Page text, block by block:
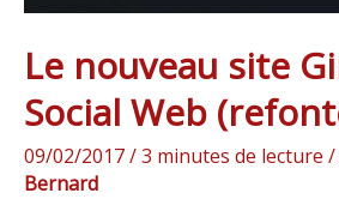
Le nouveau site
Social Web
09/02/2017/3 minutes de lecture /
Bernard